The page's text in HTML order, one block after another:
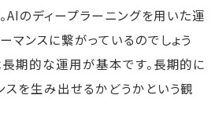
AIのディープラーニングを用いた運
マンスに繋がっているのでしょう
長期的な運用が基本です。長期的に
スを生み出せるかどうかという観